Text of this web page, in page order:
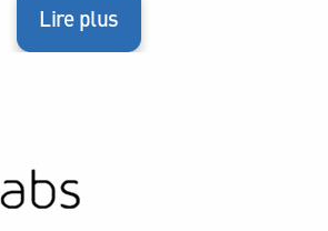
Lire plus